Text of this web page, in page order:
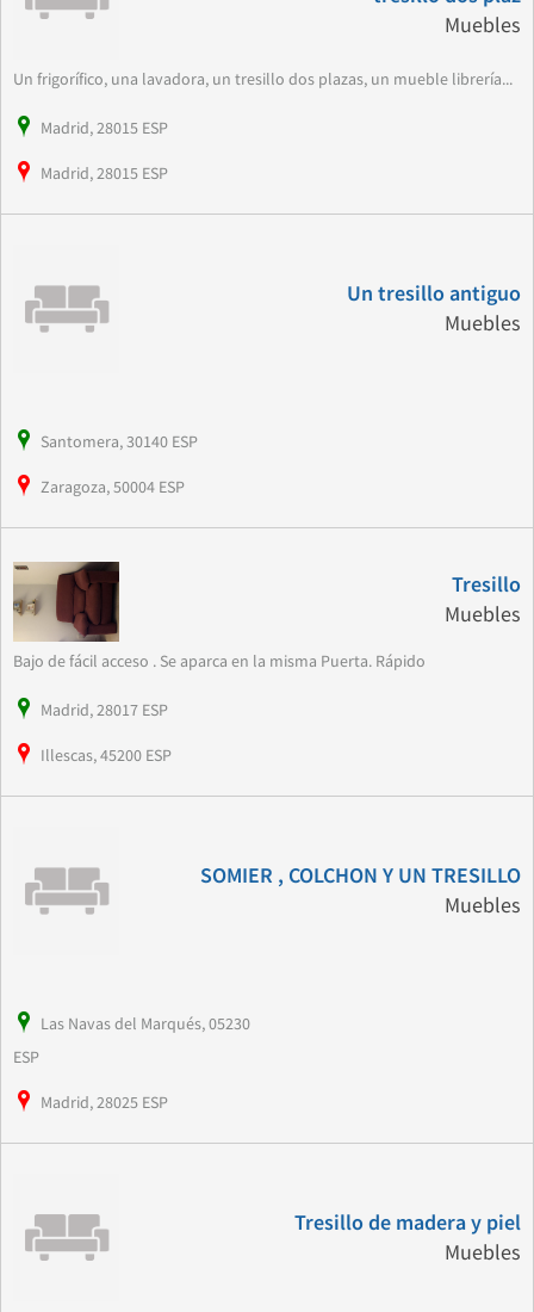
Muebles
Un frigorífico, una lavadora, un tresillo dos plazas, un mueble librería...
Madrid, 28015 ESP
Madrid, 28015 ESP
Un tresillo antiguo
Muebles
Santomera, 30140 ESP
Zaragoza, 50004 ESP
Tresillo
Muebles
Bajo de fácil acceso . Se aparca en la misma Puerta. Rápido
Madrid, 28017 ESP
Illescas, 45200 ESP
SOMIER , COLCHON Y UN TRESILLO
Muebles
Las Navas del Marqués, 05230
ESP
Madrid, 28025 ESP
Tresillo de madera y piel
Muebles